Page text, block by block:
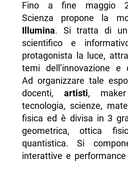
Fino a fine maggio
Scienza propone la
Illumina. Si tratta di
scientifico e
protagonista la luce,
temi dell’innovazione e
Ad organizzare tale
docenti, artisti,
tecnologia, scienze,
fisica ed è divisa in 3
geometrica, ottica
quantistica. Si
interattive e